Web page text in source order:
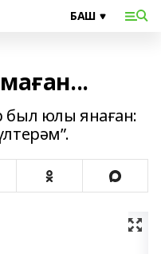
был юлы янаған: